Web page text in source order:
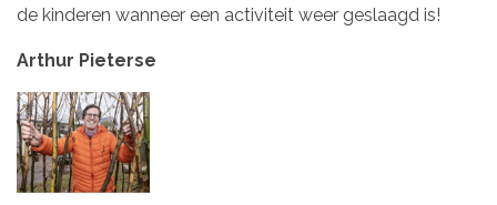
de kinderen wanneer een activiteit weer geslaagd is!
Arthur Pieterse